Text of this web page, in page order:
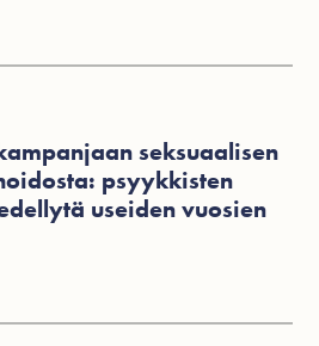
seksuaalisen
psyykkisten
useiden vuosien